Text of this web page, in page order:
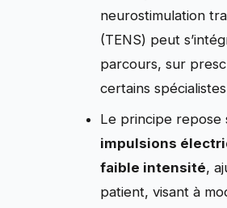
neurostimulation
(TENS) peut
parcours, sur
certains
Le principe repose
impulsions
faible intensité,
patient, visant à